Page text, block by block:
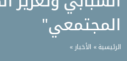
المجتمعي"
الرئيسية » الأخبار »